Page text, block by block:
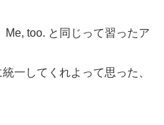
too. と同じって習ったア
一してくれよって思った、